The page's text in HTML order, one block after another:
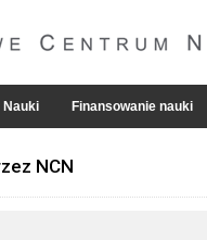
Nauki Finansowanie nauki
NCN